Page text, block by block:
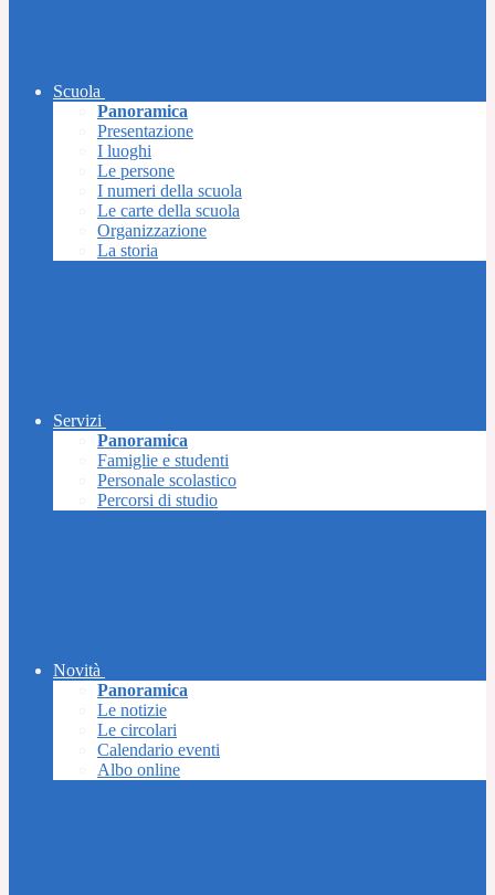
Scuola
Panoramica
Presentazione
I luoghi
Le persone
I numeri della scuola
Le carte della scuola
Organizzazione
La storia
Servizi
Panoramica
Famiglie e studenti
Personale scolastico
Percorsi di studio
Novità
Panoramica
Le notizie
Le circolari
Calendario eventi
Albo online